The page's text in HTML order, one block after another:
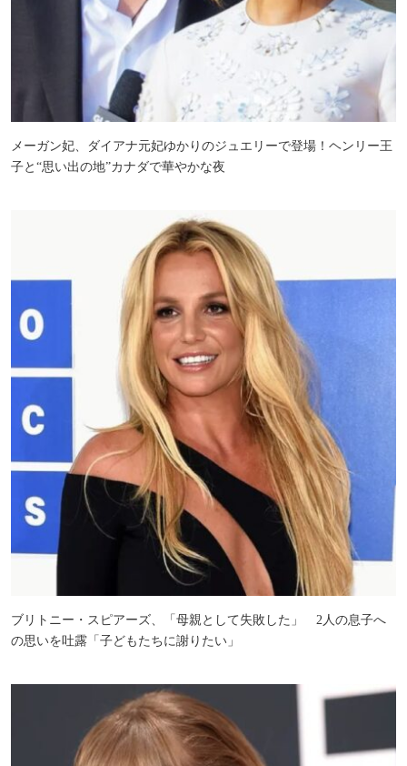
メーガン妃、ダイアナ元妃ゆかりのジュエリーで登場！ヘンリー王
子と“思い出の地”カナダで華やかな夜
ブリトニー・スピアーズ、「母親として失敗した」 2人の息子へ
の思いを吐露「子どもたちに謝りたい」